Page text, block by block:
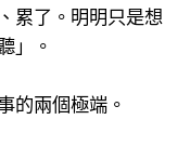
累了。明明只是想
」。
的兩個極端。